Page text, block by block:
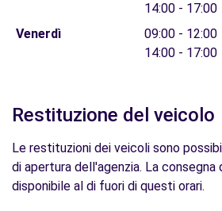
14:00 - 17:00
Venerdì
09:00 - 12:00
14:00 - 17:00
Restituzione del veicolo
Le restituzioni dei veicoli sono
di apertura dell'agenzia. La consegna
disponibile al di fuori di questi orari.